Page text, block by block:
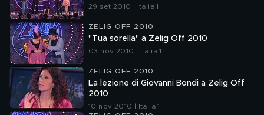
29 set 2010 | Italia 1
ZELIG OFF 2010
"Tua sorella" a Zelig Off 2010
03 nov 2010 | Italia 1
ZELIG OFF 2010
La lezione di Giovanni Bondi a Zelig Off
2010
10 nov 2010 | Italia 1